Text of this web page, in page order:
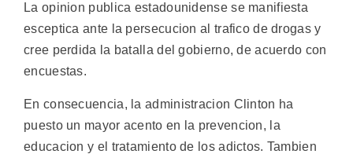
La opinion publica estadounidense se manifiesta
esceptica ante la persecucion al trafico de drogas y
cree perdida la batalla del gobierno, de acuerdo con
encuestas.
En consecuencia, la administracion Clinton ha
puesto un mayor acento en la prevencion, la
educacion y el tratamiento de los adictos. Tambien